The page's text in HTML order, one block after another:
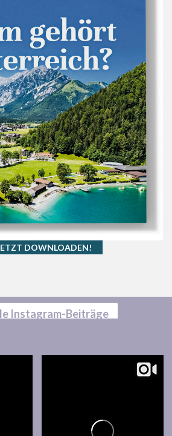
DOWNLOADEN!
Instagram-Beiträge